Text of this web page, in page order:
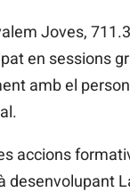
Joves,
en sessions
amb el
accions
desenvolupant